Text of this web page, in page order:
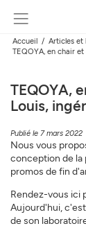
Accueil
Articles et
TEQOYA, en chair
TEQOYA,
Louis,
Publié le 7 mars 2022
Nous vous
conception de la
promos de fin
Rendez-vous ici
Aujourd'hui,
de son